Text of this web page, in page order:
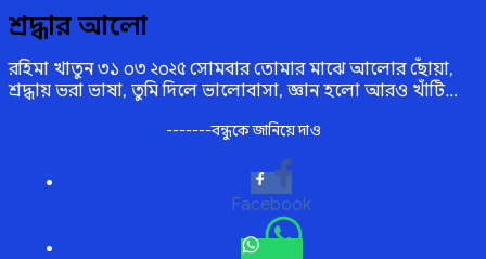
শ্রদ্ধার আলো
রহিমা খাতুন ৩১ ০৩ ২০২৫ সোমবার তোমার মাঝে আলোর ছোঁয়া,
শ্রদ্ধায় ভরা ভাষা, তুমি দিলে ভালোবাসা, জ্ঞান হলো আরও খাঁটি…
-------বন্ধুকে জানিয়ে দাও
Facebook